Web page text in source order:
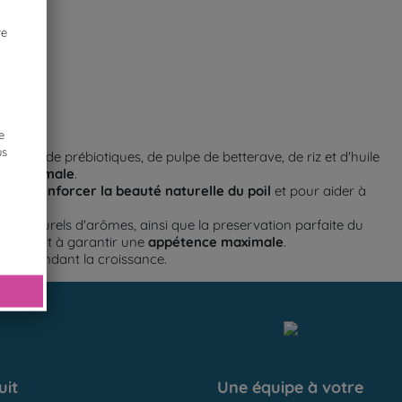
de prébiotiques, de pulpe de betterave, de riz et d'huile
maximale.
renforcer la beauté naturelle du poil et pour aider à
naturels d'arômes, ainsi que la preservation parfaite du
aident à garantir une appétence maximale.
pendant la croissance.
Une équipe à votre